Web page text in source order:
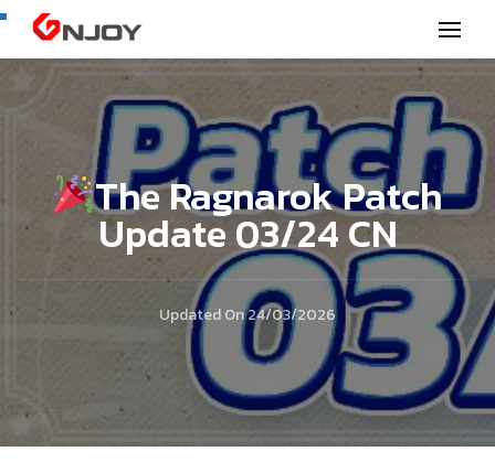
GNjoy mobile news
The Ragnarok Patch
Update 03/24 CN
Updated On24/03/2026